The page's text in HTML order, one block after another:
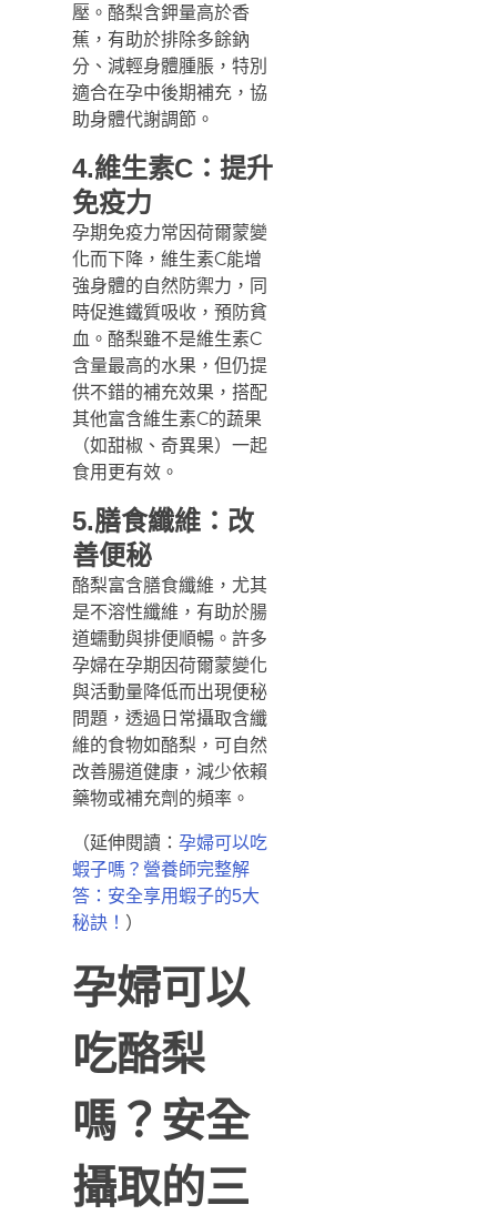
壓。酪梨含鉀量高於香
蕉，有助於排除多餘鈉
分、減輕身體腫脹，特別
適合在孕中後期補充，協
助身體代謝調節。
4.維生素C：提升
免疫力
孕期免疫力常因荷爾蒙變
化而下降，維生素C能增
強身體的自然防禦力，同
時促進鐵質吸收，預防貧
血。酪梨雖不是維生素C
含量最高的水果，但仍提
供不錯的補充效果，搭配
其他富含維生素C的蔬果
（如甜椒、奇異果）一起
食用更有效。
5.膳食纖維：改
善便秘
酪梨富含膳食纖維，尤其
是不溶性纖維，有助於腸
道蠕動與排便順暢。許多
孕婦在孕期因荷爾蒙變化
與活動量降低而出現便秘
問題，透過日常攝取含纖
維的食物如酪梨，可自然
改善腸道健康，減少依賴
藥物或補充劑的頻率。
（延伸閱讀： 孕婦可以吃
蝦子嗎？營養師完整解
答：安全享用蝦子的5大
秘訣！ ）
孕婦可以
吃酪梨
嗎？安全
攝取的三